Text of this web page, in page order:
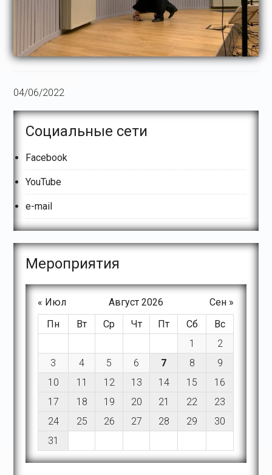
04/06/2022
Основной
сайдбар
Социальные сети
Facebook
YouTube
e-mail
Meроприятия
Август 2026
Пн
Вт Ср Чт Пт Сб
Вс
1
2
3
4 5 6 7 8
9
10
11 12 13 14 15
16
17
18 19 20 21 22
23
24
25 26 27 28 29
30
31
« Июл Сен »